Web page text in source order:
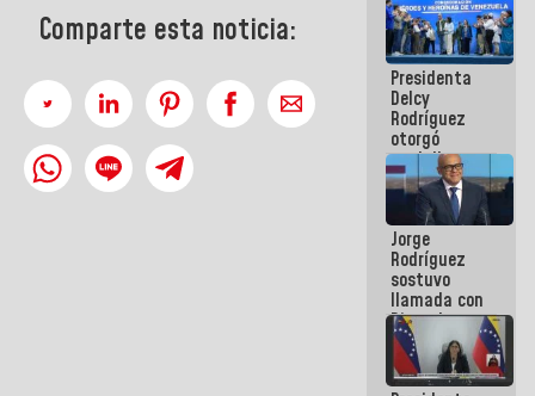
Comparte esta noticia: mantenimiento
e inspección
en la Línea 2
Presidenta
Delcy
Rodríguez
otorgó
medalla
"Héroe de
Venezuela"
a servidores
públicos
Jorge
Rodríguez
sostuvo
llamada con
Dinorah
Figuera y
acuerdan
primer